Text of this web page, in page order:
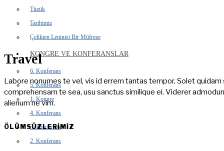
Tüzük
Tarihimiz
Çelikten Leninist Bir Müfreze
KONGRE VE KONFERANSLAR
6. Konferans
5. Konferans
1. Kongre
4. Konferans
3. Konferans
2. Konferans
Travel
Labore nonumes te vel, vis id errem tantas tempor. Solet
comprehensam te sea, usu sanctus similique ei. Viderer
alienum ne vim.
ÖLÜMSÜZLERİMİZ